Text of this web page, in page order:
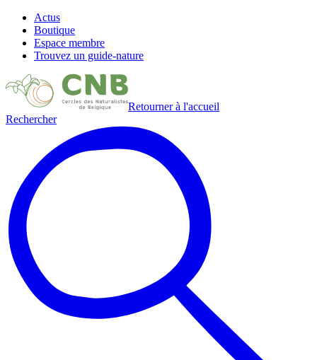
Actus
Boutique
Espace membre
Trouvez un guide-nature
Retourner à l'accueil
Rechercher